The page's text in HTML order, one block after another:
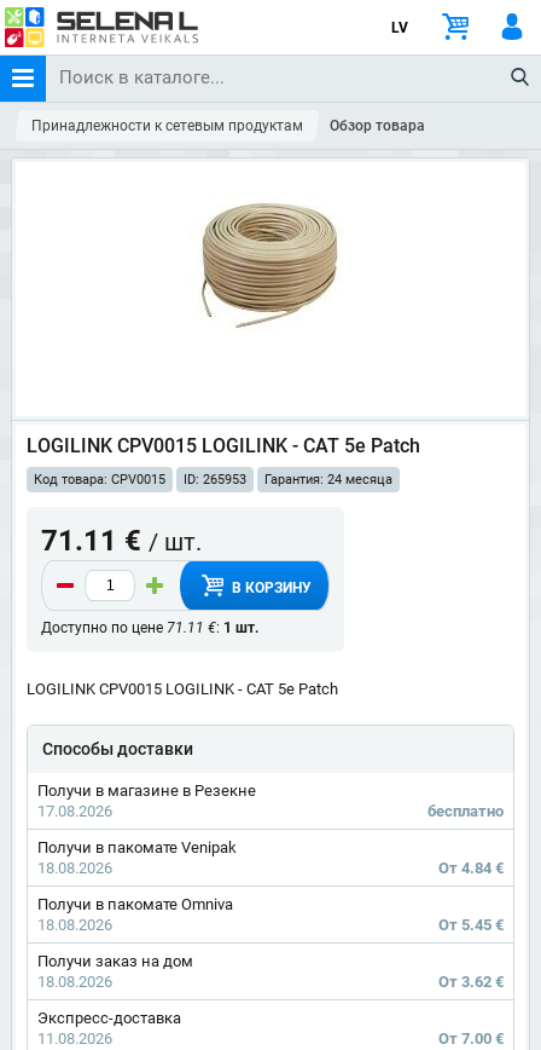
LV
Принадлежности к сетевым продуктам Обзор товара
LOGILINK CPV0015 LOGILINK - CAT 5e Patch
Код товара: CPV0015 ID: 265953 Гарантия: 24 месяца
71.11 € / шт.
В КОРЗИНУ
Доступно по цене 71.11 €: 1 шт.
LOGILINK CPV0015 LOGILINK - CAT 5e Patch
Способы доставки
Получи в магазине в Резекне
17.08.2026
бесплатно
Получи в пакомате Venipak
18.08.2026
От 4.84 €
Получи в пакомате Omniva
18.08.2026
От 5.45 €
Получи заказ на дом
18.08.2026
От 3.62 €
Экспресс-доставка
11.08.2026
От 7.00 €